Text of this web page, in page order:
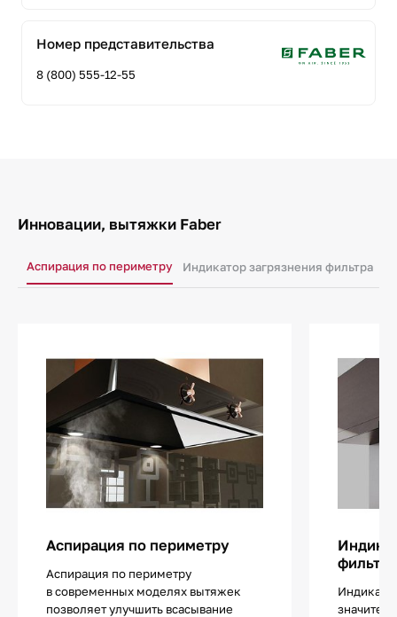
Номер представительства
8 (800) 555-12-55
Инновации, вытяжки Faber
Аспирация по периметру Индикатор загрязнения фильтра
Аспирация по периметру
Аспирация по периметру
в современных моделях вытяжек
позволяет улучшить всасывание
фильтра